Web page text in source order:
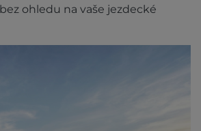
ohledu na vaše jezdecké